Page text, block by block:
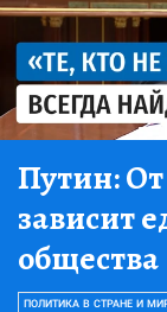
Путин:
зависит
общества
ПОЛИТИКА В СТРАНЕ И